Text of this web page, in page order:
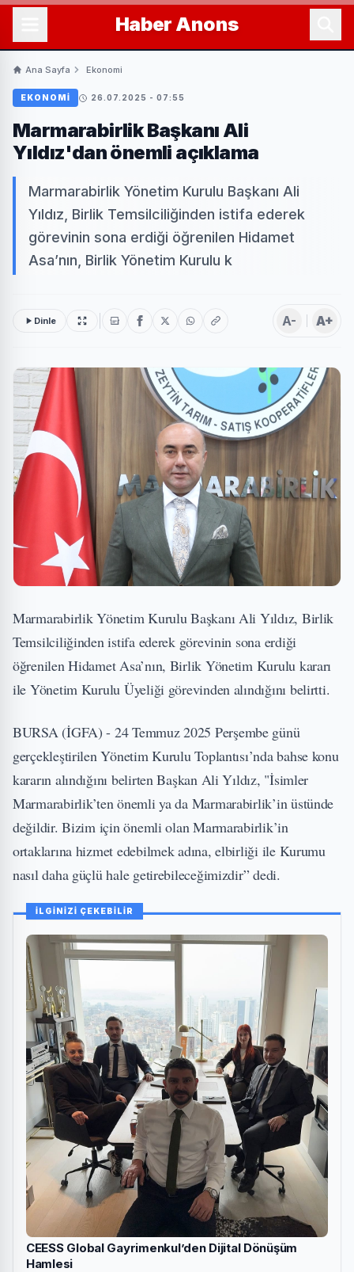
Haber Anons
Ana Sayfa Ekonomi
EKONOMI 26.07.2025 - 07:55
Marmarabirlik Başkanı Ali
Yıldız'dan önemli açıklama
Marmarabirlik Yönetim Kurulu Başkanı Ali
Yıldız, Birlik Temsilciliğinden istifa ederek
görevinin sona erdiği öğrenilen Hidamet
Asa’nın, Birlik Yönetim Kurulu k
Dinle A- A+
Marmarabirlik Yönetim Kurulu Başkanı Ali Yıldız, Birlik
Temsilciliğinden istifa ederek görevinin sona erdiği
öğrenilen Hidamet Asa’nın, Birlik Yönetim Kurulu kararı
ile Yönetim Kurulu Üyeliği görevinden alındığını belirtti.
BURSA (İGFA) - 24 Temmuz 2025 Perşembe günü
gerçekleştirilen Yönetim Kurulu Toplantısı’nda bahse konu
kararın alındığını belirten Başkan Ali Yıldız, "İsimler
Marmarabirlik’ten önemli ya da Marmarabirlik’in üstünde
değildir. Bizim için önemli olan Marmarabirlik’in
ortaklarına hizmet edebilmek adına, elbirliği ile Kurumu
nasıl daha güçlü hale getirebileceğimizdir” dedi.
İLGİNİZİ ÇEKEBİLİR
CEESS Global Gayrimenkul’den Dijital Dönüşüm
Hamlesi